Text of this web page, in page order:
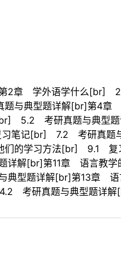
2章 学外语学什么[br]
典型题详解[br]第4章
5.2 考研真题与典型
记[br] 7.2 考研真题
的学习方法[br] 9.1
详解[br]第11章 语言教
型题详解[br]第13章
考研真题与典型题详